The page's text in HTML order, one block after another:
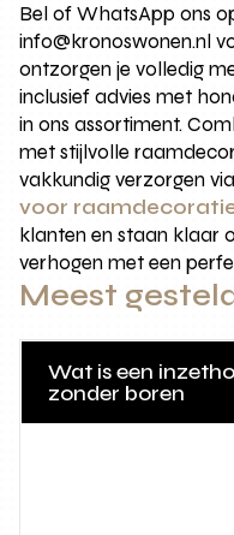
Bel of WhatsApp ons
info@kronoswonen.nl
ontzorgen je volledig
inclusief advies met
in ons assortiment.
met stijlvolle
vakkundig verzorgen via
voor
klanten en staan klaar
verhogen met een
Meest
Wat is een
zonder boren